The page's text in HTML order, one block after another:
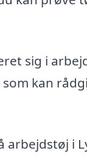
sig i
kan
arbejdstøj i